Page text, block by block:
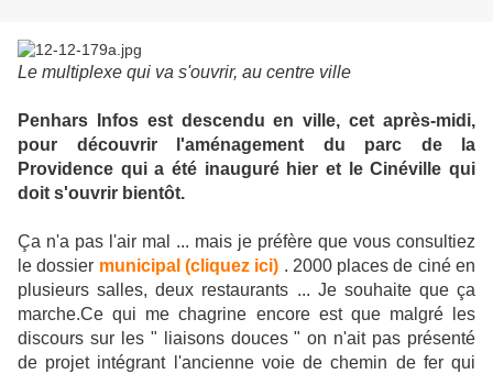
Le multiplexe qui va s'ouvrir, au centre ville
Penhars Infos est descendu en ville, cet après-midi,
pour découvrir l'aménagement du parc de la
Providence qui a été inauguré hier et le Cinéville qui
doit s'ouvrir bientôt.
Ça n'a pas l'air mal ... mais je préfère que vous consultiez
le dossier municipal (cliquez ici) . 2000 places de ciné en
plusieurs salles, deux restaurants ... Je souhaite que ça
marche.Ce qui me chagrine encore est que malgré les
discours sur les " liaisons douces " on n'ait pas présenté
de projet intégrant l'ancienne voie de chemin de fer qui